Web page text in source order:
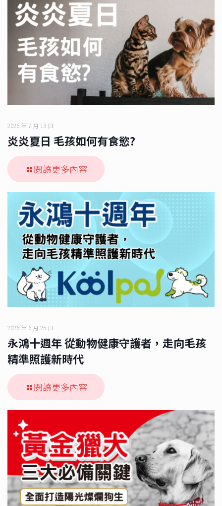
2026 年 7 月 13 日
炎炎夏日 毛孩如何有食慾?
閱讀更多內容
2026 年 6 月 25 日
永鴻十週年 從動物健康守護者，走向毛孩
精準照護新時代
閱讀更多內容